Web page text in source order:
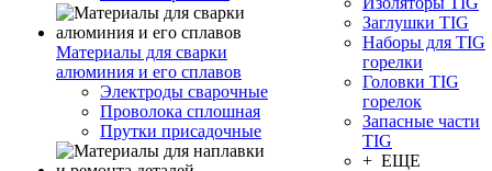
Материалы для сварки
алюминия и его сплавов
Электроды сварочные
Проволока сплошная
Прутки присадочные
Заглушки TIG
Наборы для TIG
горелки
Головки TIG
горелок
Запасные части
TIG
+ ЕЩЕ